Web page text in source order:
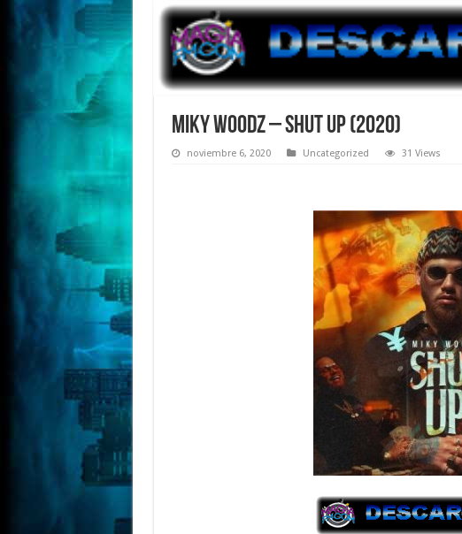
Miky Woodz – Shut Up (2020)
noviembre 6, 2020 Uncategorized 31 Views